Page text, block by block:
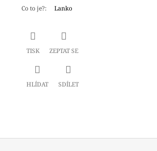
Co to je?: Lanko
TISK ZEPTAT SE
HLÍDAT SDÍLET